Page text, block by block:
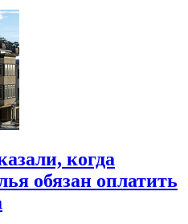
когда
обязан оплатить